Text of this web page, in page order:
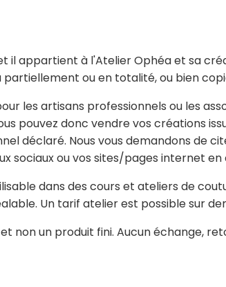
il appartient à l'Atelier Ophéa et sa
ou en totalité, ou bien
les artisans professionnels ou les
pouvez donc vendre vos créations
déclaré. Nous vous demandons de
sociaux ou vos sites/pages internet
dans des cours et ateliers de
Un tarif atelier est possible sur
non un produit fini. Aucun échange,